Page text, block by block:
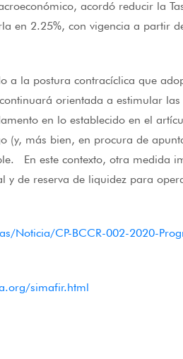
acordó reducir la
en 2.25%, con vigencia a partir
a la postura contracíclica que
orientada a estimular las
en lo establecido en el
(y, más bien, en procura de
En este contexto, otra medida
de reserva de liquidez para
Noticia/CP-BCCR-002-2020-
simafir.html